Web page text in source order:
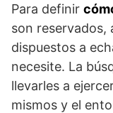
Para definir
son reservados,
dispuestos a
necesite. La
llevarles a
mismos y el